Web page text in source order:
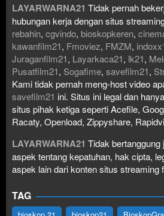
LAYARWARNA21 Tidak pernah
hubungan kerja dengan situs
rebahin, cgvindo, bioskopkeren,
kawanfilm21, Fmoviez, FMZM,
Juraganfilm21, Layarkaca21, lk21,
Pusatfilm21, Sogafime, savefilm21,
Kami tidak pernah meng-host video
savefilm21 ini. Situs ini legal dan
situs pihak ketiga seperti Acefile,
Racaty, Openload, Zippyshare,
LAYARWARNA21 Tidak
aspek tentang kepatuhan, hak cipta,
aspek lain dari konten situs streaming
TAG